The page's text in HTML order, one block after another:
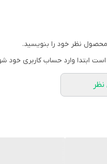
است.
کوین لورون
محصول نظر خود را بنویسید.
است ابتدا وارد حساب کاربری خود